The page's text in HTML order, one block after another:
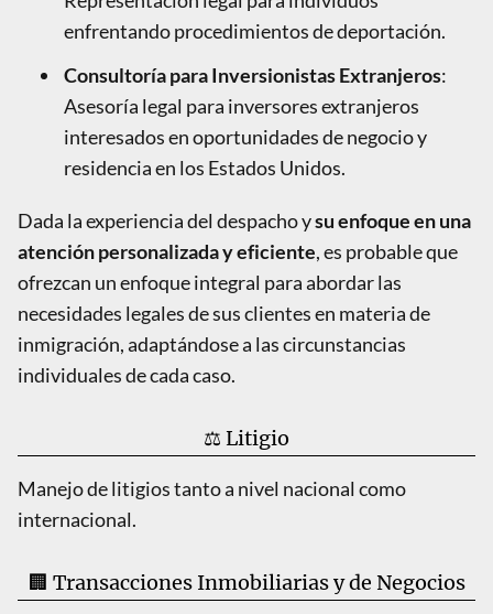
enfrentando procedimientos de deportación.
Consultoría para Inversionistas Extranjeros:
Asesoría legal para inversores extranjeros
interesados en oportunidades de negocio y
residencia en los Estados Unidos.
Dada la experiencia del despacho ysu enfoque en una
atención personalizada y eficiente, es probable que
ofrezcan un enfoque integral para abordar las
necesidades legales de sus clientes en materia de
inmigración, adaptándose a las circunstancias
individuales de cada caso.
⚖️ Litigio
Manejo de litigios tanto a nivel nacional como
internacional.
🏢 Transacciones Inmobiliarias y de Negocios